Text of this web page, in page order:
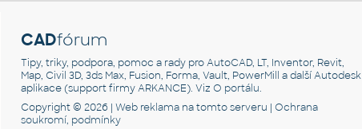
CADfórum
Tipy, triky, podpora, pomoc a rady pro AutoCAD, LT, Inventor, Revit,
Map, Civil 3D, 3ds Max, Fusion, Forma, Vault, PowerMill a další Autodesk
aplikace (support firmy ARKANCE). VizO portálu.
Copyright © 2026 |Web reklama na tomto serveru |Ochrana
soukromí, podmínky